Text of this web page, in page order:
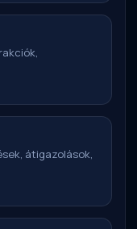
átigazolások,